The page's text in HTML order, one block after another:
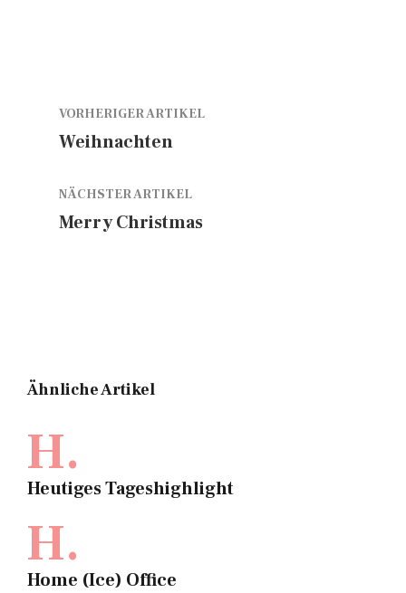
VORHERIGER ARTIKEL
Weihnachten
NÄCHSTER ARTIKEL
Merry Christmas
Ähnliche Artikel
H.
Heutiges Tageshighlight
H.
Home (Ice) Office